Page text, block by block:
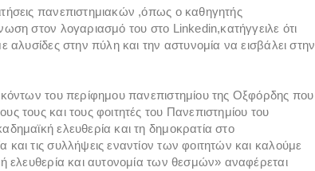
πανεπιστημιακών ,όπως ο καθηγητής
στον λογαριασμό του στο Linkedin,κατήγγειλε ότι
στην πύλη και την αστυνομία να εισβάλει στην
του περίφημου πανεπιστημίου της Οξφόρδης που
τους και τους φοιτητές του Πανεπιστημίου του
ελευθερία και τη δημοκρατία στο
τις συλλήψεις εναντίον των φοιτητών και καλούμε
ελευθερία και αυτονομία των θεσμών» αναφέρεται